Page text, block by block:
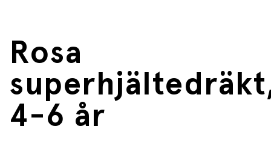
Rosa
4-6 år